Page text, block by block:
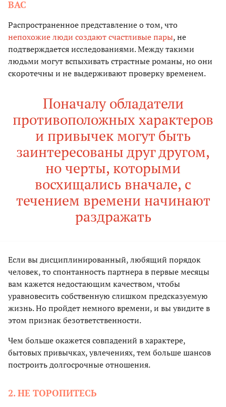
ВАС
Распространенное представление о том, что
непохожие люди создают счастливые пары, не
подтверждается исследованиями. Между такими
людьми могут вспыхивать страстные романы, но они
скоротечны и не выдерживают проверку временем.
Поначалу обладатели
противоположных характеров
и привычек могут быть
заинтересованы друг другом,
но черты, которыми
восхищались вначале, с
течением времени начинают
раздражать
Если вы дисциплинированный, любящий порядок
человек, то спонтанность партнера в первые месяцы
вам кажется недостающим качеством, чтобы
уравновесить собственную слишком предсказуемую
жизнь. Но пройдет немного времени, и вы увидите в
этом признак безответственности.
Чем больше окажется совпадений в характере,
бытовых привычках, увлечениях, тем больше шансов
построить долгосрочные отношения.
2. НЕ ТОРОПИТЕСЬ